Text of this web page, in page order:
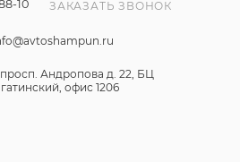
10 ЗАКАЗАТЬ ЗВОНОК
Андропова д. 22, БЦ
офис 1206